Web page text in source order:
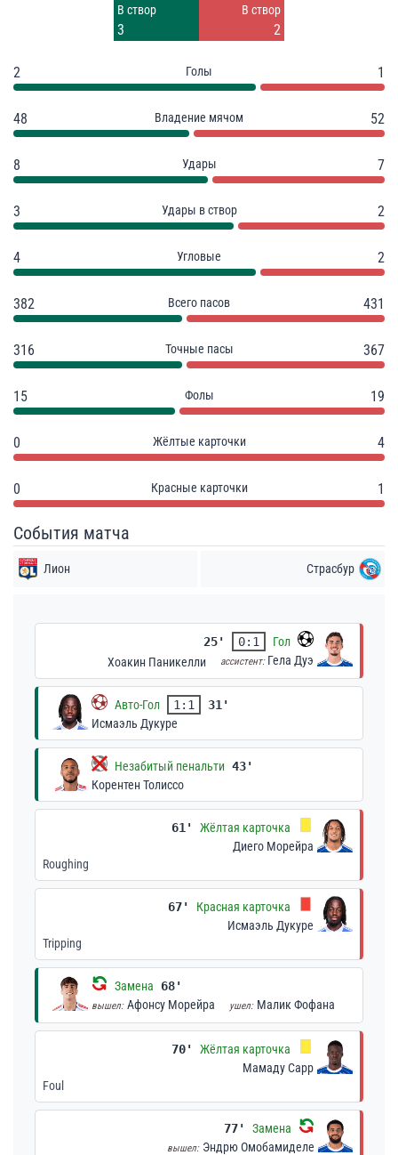
В створ
3
В створ
2
2 Голы 1
48 Владение мячом 52
8 Удары 7
3 Удары в створ 2
4 Угловые 2
382 Всего пасов 431
316 Точные пасы 367
15 Фолы 19
0 Жёлтые карточки 4
0 Красные карточки 1
События матча
Лион Страсбур
25' 0:1
Гол
Хоакин Паникелли
ассистент: Гела Дуэ
Авто-Гол 1:1
31'
Исмаэль Дукуре
Незабитый пенальти 43'
Корентен Толиссо
61'
Жёлтая карточка
Диего Морейра
Roughing
67'
Красная карточка
Исмаэль Дукуре
Tripping
Замена 68'
вышел: Афонсу Морейра ушел: Малик Фофана
70'
Жёлтая карточка
Мамаду Сарр
Foul
77' Замена
вышел: Эндрю Омобамиделе